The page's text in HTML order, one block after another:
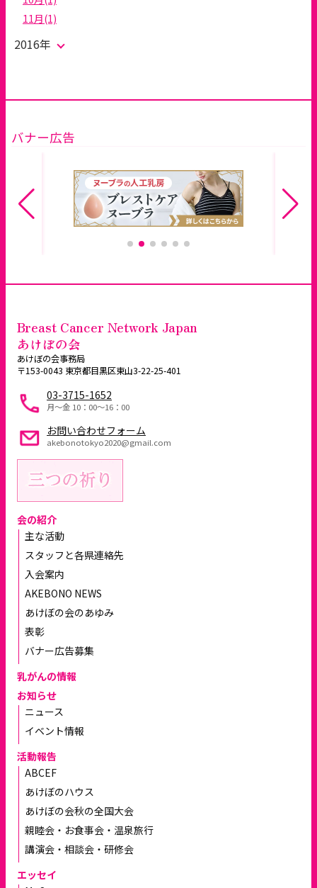
11月(1)
2016年
バナー広告
Breast Cancer Network Japan
あけぼの会
あけぼの会事務局
〒153-0043 東京都目黒区東山3-22-25-401
03-3715-1652
月～金 10：00〜16：00
お問い合わせフォーム
akebonotokyo2020@gmail.com
会の紹介
主な活動
スタッフと各県連絡先
入会案内
AKEBONO NEWS
あけぼの会のあゆみ
表彰
バナー広告募集
乳がんの情報
お知らせ
ニュース
イベント情報
活動報告
ABCEF
あけぼのハウス
あけぼの会秋の全国大会
親睦会・お食事会・温泉旅行
講演会・相談会・研修会
エッセイ